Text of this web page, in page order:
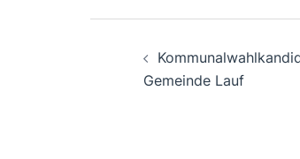
Gemeinde Lauf